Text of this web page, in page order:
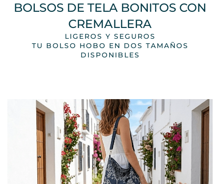
BOLSOS DE TELA BONITOS CON
CREMALLERA
LIGEROS Y SEGUROS
TU BOLSO HOBO EN DOS TAMAÑOS
DISPONIBLES